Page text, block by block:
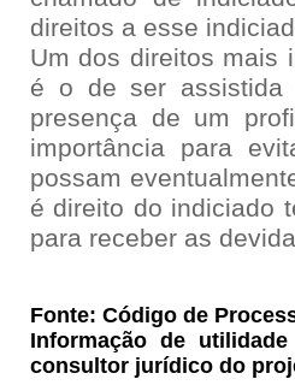
direitos a esse
Um dos direitos mais
é o de ser assistida
presença de um
importância para
possam
é direito do indiciado
para receber as
Fonte: Código de
Informação de
consultor jurídico do